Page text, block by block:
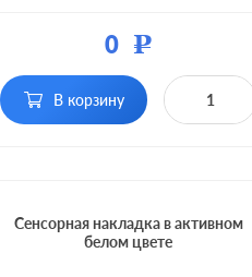
Включение:
поворотно-нажимной,
поворотный, с
0Р
В корзину
Сенсорная накладка в активном
белом цвете